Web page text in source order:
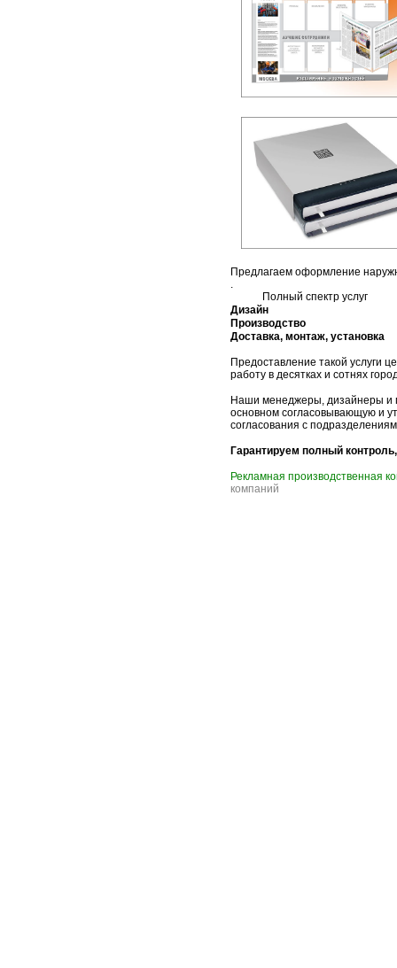
Предлагаем оформление
Полный спектр услуг
Дизайн
Производство
Доставка, монтаж, установка
Предоставление такой услуги
работу в десятках и сотнях
Наши менеджеры, дизайнеры и
основном согласовывающую и
согласования с
Гарантируем полный
Рекламная производственная
компаний